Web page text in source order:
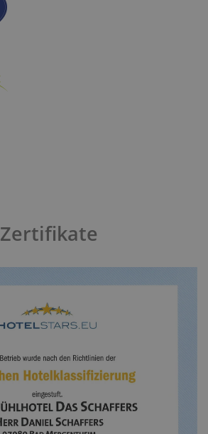
Zertifikate